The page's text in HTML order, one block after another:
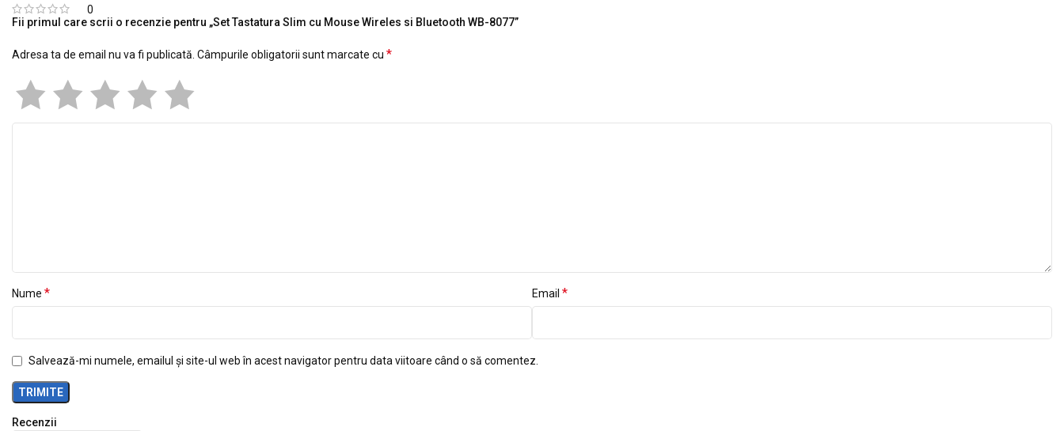
0
Recenzii
Fii primul care scrii o recenzie pentru „Set Tastatura Slim cu Mouse Wireles si Bluetooth WB-8077”
Adresa ta de email nu va fi publicată. Câmpurile obligatorii sunt marcate cu *
Nume * Email *
Salvează-mi numele, emailul și site-ul web în acest navigator pentru data viitoare când o să comentez.